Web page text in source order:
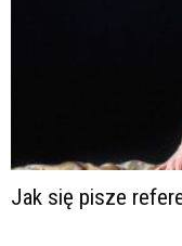
Jak się pisze